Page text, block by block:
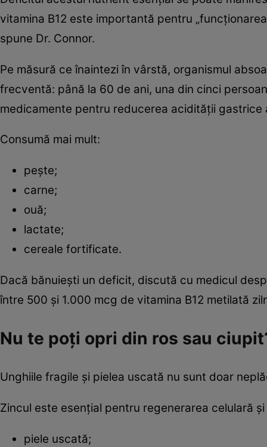
vitamina B12 este importantă pentru
spune Dr. Connor.
Pe măsură ce înaintezi în vârstă, organismul
frecventă: până la 60 de ani, una din cinci
medicamente pentru reducerea acidității gastrice
Consumă mai mult:
pește;
carne;
ouă;
lactate;
cereale fortificate.
Dacă bănuiești un deficit, discută cu medicul
între 500 și 1.000 mcg de vitamina B12 metilată
Nu te poți opri din ros sau
Unghiile fragile și pielea uscată nu sunt doar
Zincul este esențial pentru regenerarea celulară
piele uscată;